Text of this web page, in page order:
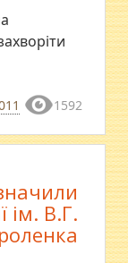
1592
ім. В.Г.